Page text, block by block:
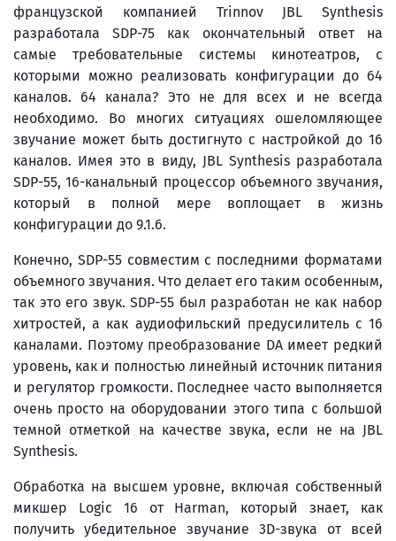
французской компанией Trinnov JBL Synthesis
разработала SDP-75 как окончательный ответ на
самые требовательные системы кинотеатров, с
которыми можно реализовать конфигурации до 64
каналов. 64 канала? Это не для всех и не всегда
необходимо. Во многих ситуациях ошеломляющее
звучание может быть достигнуто с настройкой до 16
каналов. Имея это в виду, JBL Synthesis разработала
SDP-55, 16-канальный процессор объемного звучания,
который в полной мере воплощает в жизнь
конфигурации до 9.1.6.
Конечно, SDP-55 совместим с последними форматами
объемного звучания. Что делает его таким особенным,
так это его звук. SDP-55 был разработан не как набор
хитростей, а как аудиофильский предусилитель с 16
каналами. Поэтому преобразование DA имеет редкий
уровень, как и полностью линейный источник питания
и регулятор громкости. Последнее часто выполняется
очень просто на оборудовании этого типа с большой
темной отметкой на качестве звука, если не на JBL
Synthesis.
Обработка на высшем уровне, включая собственный
микшер Logic 16 от Harman, который знает, как
получить убедительное звучание 3D-звука от всей